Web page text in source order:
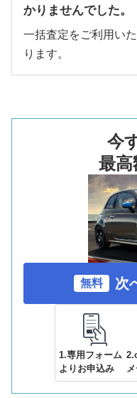
かりませんでした。
一括査定をご利用い
ります。
今
最高
無料 次
1.専用フォーム
よりお申込み